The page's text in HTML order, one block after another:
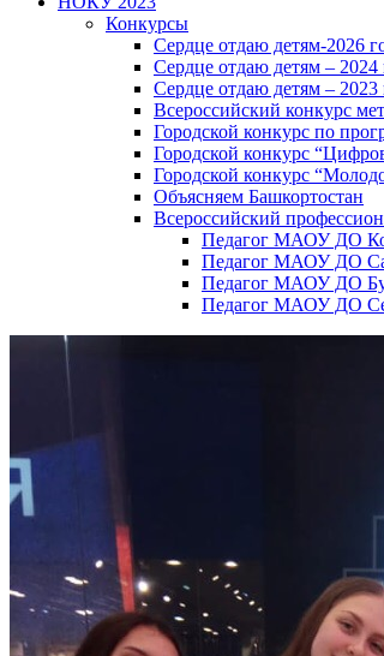
Конкурсы
Сердце отдаю детям-2026
Сердце отдаю детям – 2024
Сердце отдаю детям – 2023
Всероссийский конкурс
Городской конкурс по
Городской конкурс
Городской конкурс
Объясняем Башкортостан
Всероссийский
Педагог МАОУ ДО
Педагог МАОУ ДО
Педагог МАОУ ДО
Педагог МАОУ ДО